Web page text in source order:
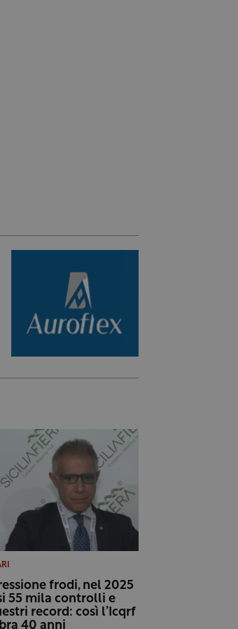
frodi, nel 2025
55 mila controlli e
record: così l’Icqrf
40 anni